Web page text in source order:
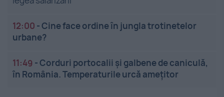
12:00 -Cine face ordine în jungla trotinetelor
urbane?
11:49 -Corduri portocalii și galbene de caniculă,
în România. Temperaturile urcă amețitor